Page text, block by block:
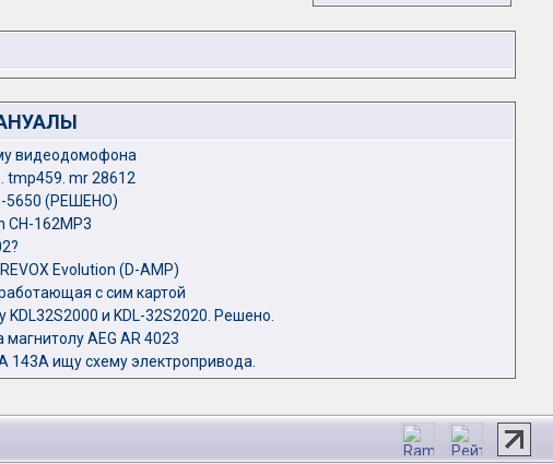
видеодомофона
tmp459. mr 28612
5650 (РЕШЕНО)
CH-162MP3
Evolution (D-AMP)
с сим картой
и KDL-32S2020. Решено.
AEG AR 4023
ищу схему электропривода.